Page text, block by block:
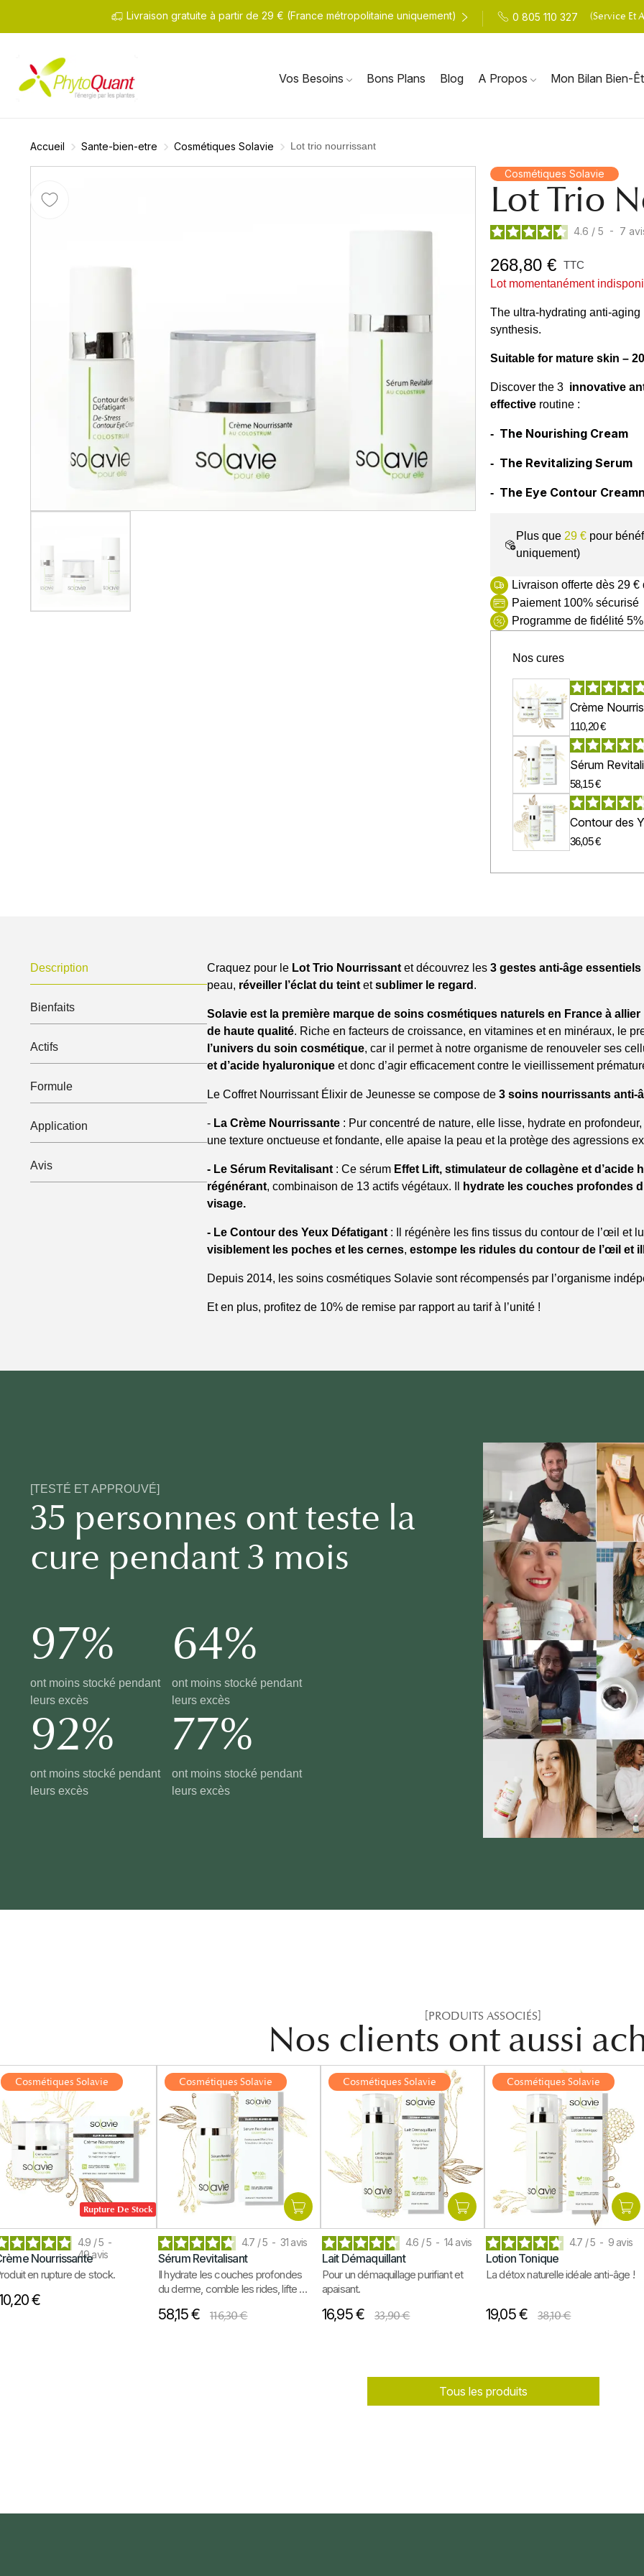
Livraison gratuite à partir de 29 € (France métropolitaine uniquement) 0 805 110 327 (Service Et
Vos Besoins Bons Plans Blog A Propos Mon Bilan Bien-
Accueil Sante-bien-etre Cosmétiques Solavie Lot trio nourrissant
Cosmétiques Solavie
Lot Trio
4.6 / 5 - 7
268,80 € TTC
Lot momentanément
The ultra-hydrating anti-
synthesis.
Suitable for mature skin –
Discover the 3 innovative
effective routine :
- The Nourishing Cream
- The Revitalizing Serum
- The Eye Contour Cream
Plus que 29 € pour
uniquement)
Livraison offerte dès 29 €
Paiement 100% sécurisé
Programme de fidélité
Nos cures
Crème
110,20 €
Sérum
58,15 €
Contour des
36,05 €
effective routine:
-The Revitalizing Serum
-The Eye Contour Cream
Description
Bienfaits
Actifs
Formule
Application
Avis
Craquez pour le Lot Trio Nourrissantet découvrez les 3 gestes anti-âge essentiels
peau, réveiller l’éclat du teintetsublimer le regard .
Solavie est la première marque de soins cosmétiques naturels en France à
de haute qualité. Riche en facteurs de croissance, en vitamines et en minéraux, le
l’univers du soin cosmétique, car il permet à notre organisme de renouveler ses
et d’acide hyaluroniqueet donc d’agir efficacement contre le vieillissement
Le Coffret Nourrissant Élixir de Jeunesse se compose de3 soins nourrissants anti-
- La Crème Nourrissante: Pur concentré de nature, elle lisse, hydrate en
une texture onctueuse et fondante, elle apaise la peau et la protège des agressions
- Le Sérum Revitalisant: Ce sérumEffet Lift, stimulateur de collagène et d’acide
régénérant, combinaison de 13 actifs végétaux. Il
hydrate les couches profondes
visage.
- Le Contour des Yeux Défatigant: Il régénère les fins tissus du contour de l’œil et
visiblement les poches et les cernes, estompe les ridules du contour de l’œil et
Depuis 2014, les soins cosmétiques Solavie sont récompensés par l’organisme
Et en plus, profitez de 10% de remise par rapport au tarif à l’unité !
[TESTÉ ET APPROUVÉ]
35 personnes ont teste la
cure pendant 3 mois
97%
ont moins stocké pendant
leurs excès
64%
ont moins stocké pendant
leurs excès
92%
ont moins stocké pendant
leurs excès
77%
ont moins stocké pendant
leurs excès
[PRODUITS ASSOCIÉS]
Nos clients ont aussi
Cosmétiques Solavie
Rupture De Stock
4.9 /5 -
49avis
Nourrissante
en rupture de stock.
€
Cosmétiques Solavie
4.7 /5 - 31 avis
Sérum Revitalisant
Il hydrate les couches profondes
du derme, comble les rides, lifte et
58,15 € 116,30 €
Cosmétiques Solavie
4.6 /5 - 14avis
Lait Démaquillant
Pour un démaquillage purifiant et
apaisant.
16,95 € 33,90 €
Cosmétiques Solavie
4.7 /5 - 9 avis
Lotion Tonique
La détox naturelle idéale anti-âge !
19,05 € 38,10 €
Tous les produits
Se Connecter
Vous devez être connecté pour enregistrer des produits dans votre liste
Se connecter